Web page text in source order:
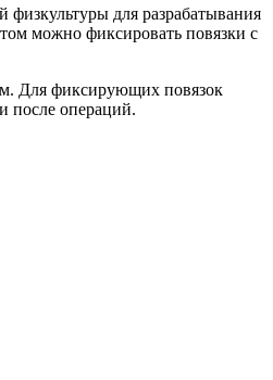
для разрабатывания
можно фиксировать повязки с
Для фиксирующих повязок
после операций.